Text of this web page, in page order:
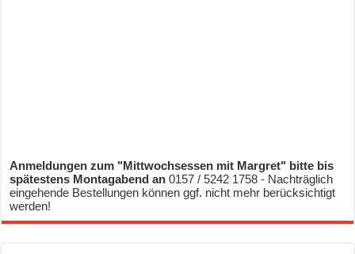
Anmeldungen zum "Mittwochsessen mit Margret" bitte bis
spätestens Montagabend an0157 / 5242 1758 - Nachträglich
eingehende Bestellungen können ggf. nicht mehr berücksichtigt
werden!